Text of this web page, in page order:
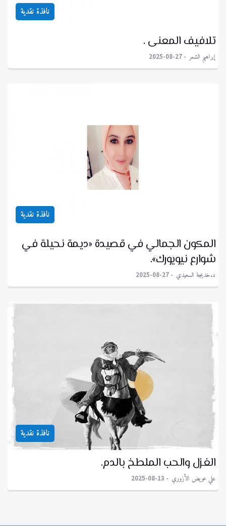
نافذة نقدية
تلافيف المعنى .
إبراهيم الشمر 2025-08-27
نافذة نقدية
المكون الجمالي في قصيدة «ديمة نحيلة في
شوارع نيويورك».
د.خديجة السعيدي 2025-08-27
نافذة نقدية
الغزل والحب الملطخ بالدم.
علي عويض الأزوري 2025-08-13